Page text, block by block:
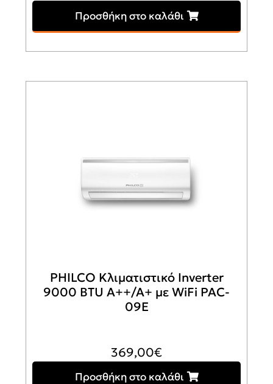
Προσθήκη στο καλάθι
PHILCO Κλιματιστικό Inverter
9000 BTU A++/A+ με WiFi PAC-
09E
369,00€
Προσθήκη στο καλάθι